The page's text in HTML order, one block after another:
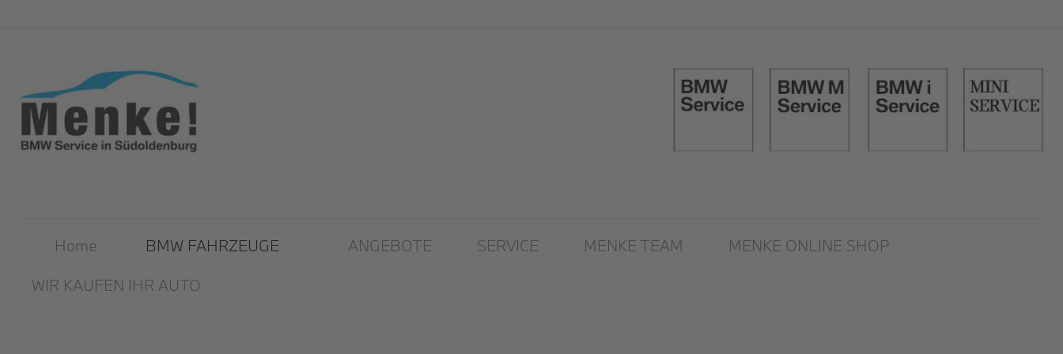
Home BMW FAHRZEUGE ANGEBOTE SERVICE MENKE TEAM
MENKE ONLINE SHOP
WIR KAUFEN IHR AUTO